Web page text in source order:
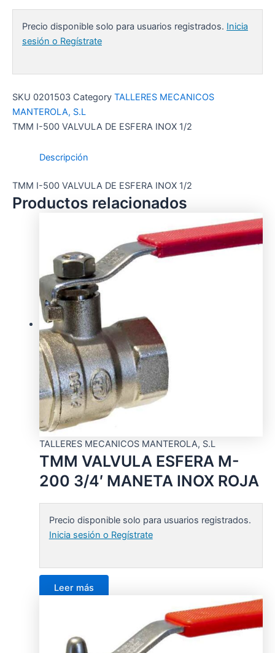
Precio disponible solo para usuarios registrados. Inicia
sesión o Regístrate
SKU 0201503 Category TALLERES MECANICOS
MANTEROLA, S.L
TMM I-500 VALVULA DE ESFERA INOX 1/2
Descripción
TMM I-500 VALVULA DE ESFERA INOX 1/2
Productos relacionados
TALLERES MECANICOS MANTEROLA, S.L
TMM VALVULA ESFERA M-
200 3/4′ MANETA INOX ROJA
Precio disponible solo para usuarios registrados.
Inicia sesión o Regístrate
Leer más